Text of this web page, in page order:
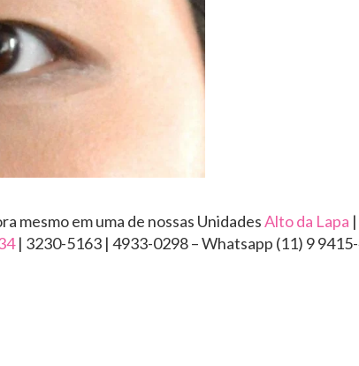
mesmo em uma de nossas UnidadesAlto da Lapa |
| 3230-5163 | 4933-0298 – Whatsapp (11) 9